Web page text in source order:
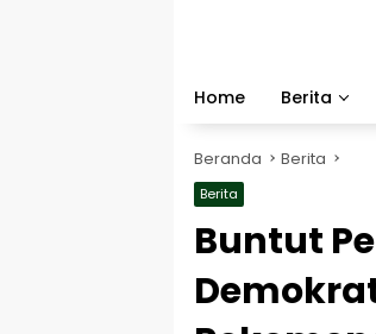
Home
Berita
Beranda Berita
Berita
Buntut